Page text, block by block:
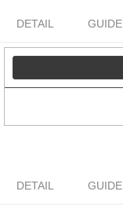
DETAIL GUIDE
DETAIL GUIDE